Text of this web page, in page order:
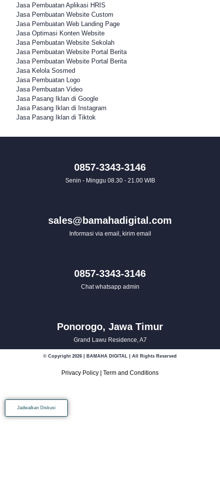
Jasa Pembuatan Aplikasi HRIS
Jasa Pembuatan Website Custom
Jasa Pembuatan Web Landing Page
Jasa Optimasi Konten Website
Jasa Pembuatan Website Sekolah
Jasa Pembuatan Website Portal Berita
Jasa Pembuatan Website Portal Berita
Jasa Kelola Sosmed
Jasa Pembuatan Logo
Jasa Pembuatan Video
Jasa Pasang Iklan di Google
Jasa Pasang Iklan di Instagram
Jasa Pasang Iklan di Tiktok
0857-3343-3146
Senin - Minggu 08.30 - 21.00 WIB
sales@bamahadigital.com
Informasi via email, kirim email
0857-3343-3146
Chat whatsapp admin
Ponorogo, Jawa Timur
Grand Lawu Residence, A7
© Copyright 2026 | BAMAHA DIGITAL | All Rights Reserved
Privacy Policy Term and Conditions
Jadwalkan Diskusi